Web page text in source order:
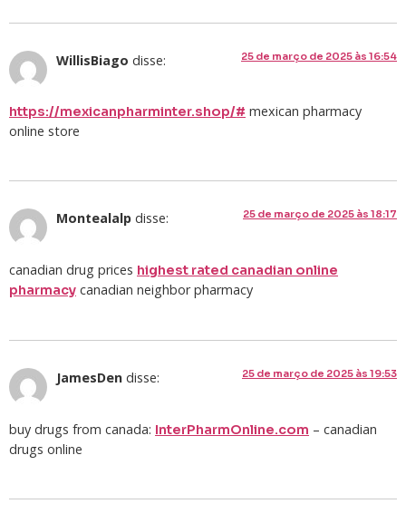
WillisBiago disse: 25 de março de 2025 às 16:54
https://mexicanpharminter.shop/# mexican pharmacy
online store
Montealalp disse: 25 de março de 2025 às 18:17
canadian drug prices highest rated canadian online
pharmacy canadian neighbor pharmacy
JamesDen disse: 25 de março de 2025 às 19:53
buy drugs from canada: InterPharmOnline.com – canadian
drugs online